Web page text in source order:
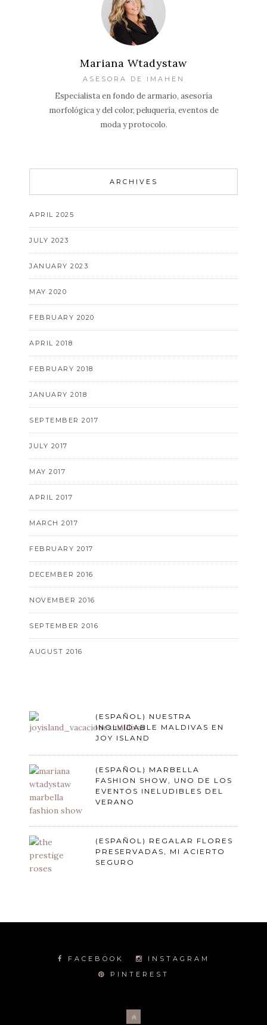
Mariana Wtadystaw
ASESORA DE IMAHEN
Especialista en fondo de armario, asesoría
morfológica y del color, peluquería, eventos de
moda y protocolo.
ARCHIVES
APRIL 2025
JULY 2023
JANUARY 2023
MAY 2020
FEBRUARY 2020
APRIL 2018
FEBRUARY 2018
JANUARY 2018
SEPTEMBER 2017
JULY 2017
MAY 2017
APRIL 2017
MARCH 2017
FEBRUARY 2017
DECEMBER 2016
NOVEMBER 2016
SEPTEMBER 2016
AUGUST 2016
(ESPAÑOL) NUESTRA
INOLVIDABLE MALDIVAS EN
JOY ISLAND
(ESPAÑOL) MARBELLA
FASHION SHOW, UNO DE LOS
EVENTOS INELUDIBLES DEL
VERANO
(ESPAÑOL) REGALAR FLORES
PRESERVADAS, MI ACIERTO
SEGURO
FACEBOOK
INSTAGRAM
PINTEREST